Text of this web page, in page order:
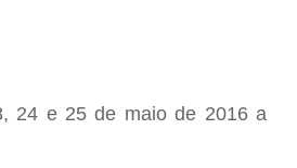
24 e 25 de maio de 2016 a